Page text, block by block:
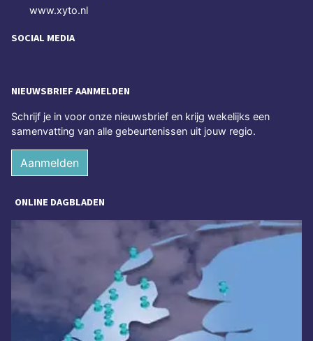
www.xyto.nl
SOCIAL MEDIA
NIEUWSBRIEF AANMELDEN
Schrijf je in voor onze nieuwsbrief en krijg wekelijks een
samenvatting van alle gebeurtenissen uit jouw regio.
Aanmelden
ONLINE DAGBLADEN